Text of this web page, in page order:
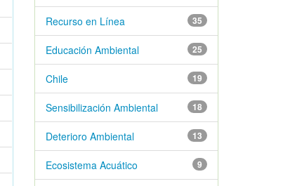
35
Recurso en Línea
25
Educación Ambiental
19
Chile
18
Sensibilización Ambiental
13
Deterioro Ambiental
9
Ecosistema Acuático